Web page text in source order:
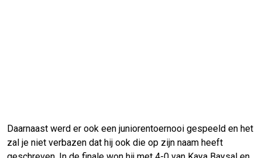
Daarnaast werd er ook een juniorentoernooi gespeeld en het
zal je niet verbazen dat hij ook die op zijn naam heeft